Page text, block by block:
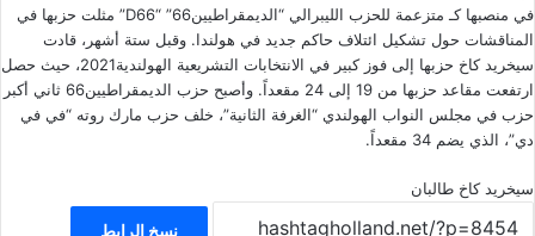
في منصبها كـ متزعمة للحزب الليبرالي “الديمقراطيين66” “D66” مثلت حزبها في
المناقشات حول تشكيل ائتلاف حاكم جديد في هولندا. وقبل ستة أشهر، قادت
سيخريد كاخ حزبها إلى فوز كبير في الانتخابات التشريعية الهولندية2021
، حيث حصل
ارتفعت مقاعد حزبها ​​من 19 إلى 24 مقعداً. وأصبح حزب الديمقراطيين66 ثاني أكبر
حزب في مجلس النواب الهولندي “الغرفة الثانية”، خلف حزب مارك روته “في في
دي”، الذي يضم 34 مقعداً.
سيخريد كاخ طالبان
نسخ الرابط